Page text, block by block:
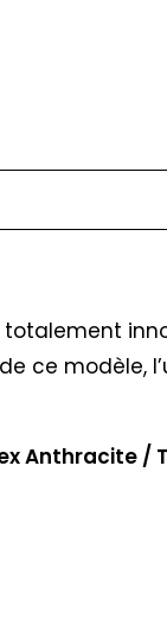
totalement
ce modèle,
Anthracite /